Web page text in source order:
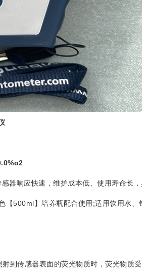
2
响应快速，维护成本低、使用寿命长，
【500ml】培养瓶配合使用;适用饮用水
传感器表面的荧光物质时，荧光物质受